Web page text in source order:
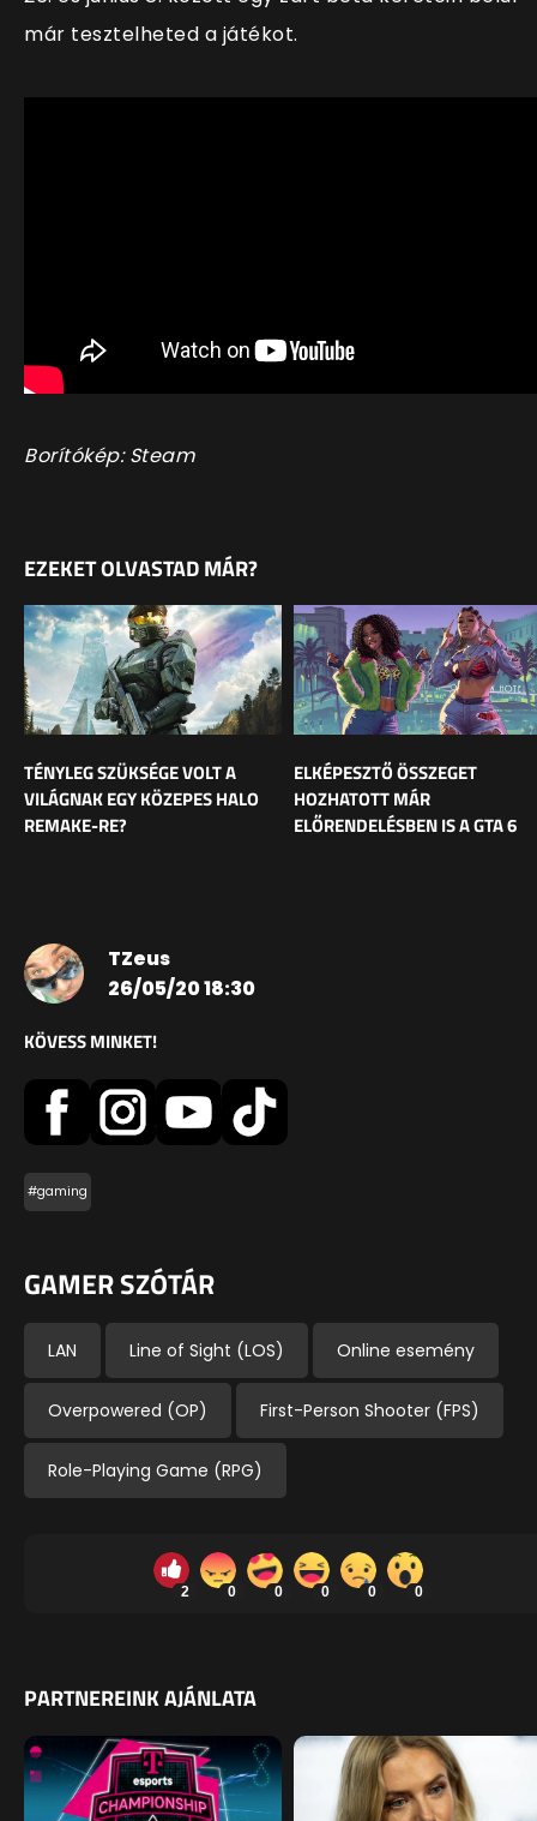
már tesztelheted a játékot.
Borítókép: Steam
EZEKET OLVASTAD MÁR?
TÉNYLEG SZÜKSÉGE VOLT A
VILÁGNAK EGY KÖZEPES HALO
REMAKE-RE?
ELKÉPESZTŐ ÖSSZEGET
HOZHATOTT MÁR
ELŐRENDELÉSBEN IS A GTA 6
TZeus
26/05/20 18:30
KÖVESS MINKET!
#gaming
GAMER SZÓTÁR
LAN Line of Sight (LOS) Online esemény
Overpowered (OP) First-Person Shooter (FPS)
Role-Playing Game (RPG)
2 0 0 0 0 0
PARTNEREINK AJÁNLATA